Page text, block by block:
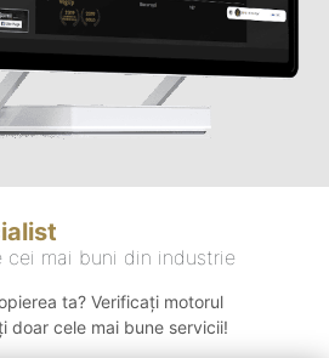
cei mai buni din industrie
ta? Verificați motorul
doar cele mai bune servicii!